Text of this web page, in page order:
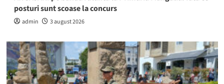
posturi sunt scoase la concurs
admin 3 august 2026